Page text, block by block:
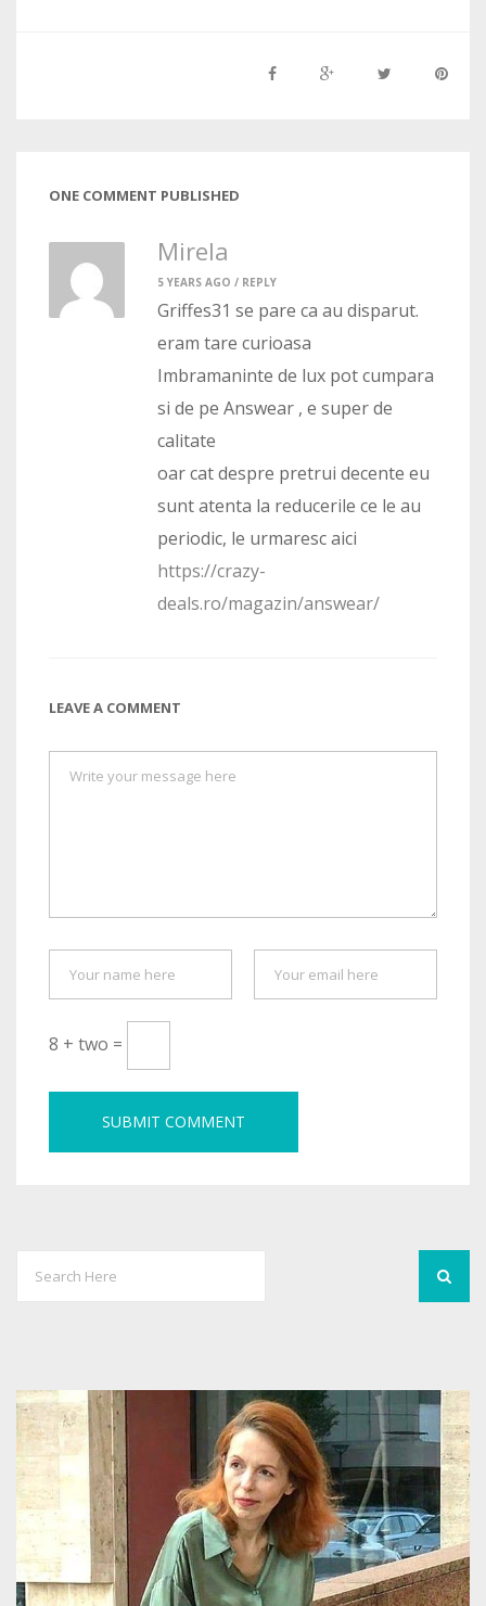
ONE COMMENT PUBLISHED
Mirela
5 YEARS AGO / REPLY
Griffes31 se pare ca au disparut.
eram tare curioasa
Imbramaninte de lux pot cumpara
si de pe Answear , e super de
calitate
oar cat despre pretrui decente eu
sunt atenta la reducerile ce le au
periodic, le urmaresc aici
https://crazy-
deals.ro/magazin/answear/
LEAVE A COMMENT
8 + two =